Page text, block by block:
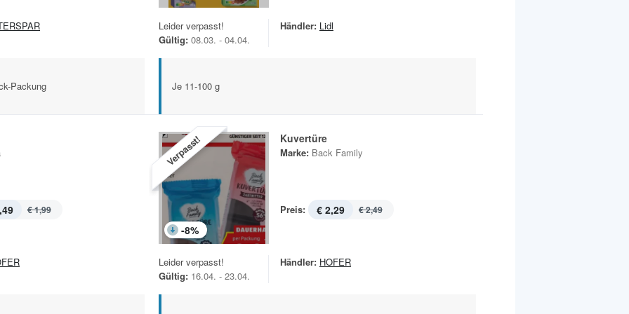
Packung
Leider verpasst!
Gültig: 08.03. - 04.04.
Händler: Lidl
Je 11-100 g
€ 1,99
Verpasst!
-8%
Kuvertüre
Marke: Back Family
Preis: € 2,29 € 2,49
Leider verpasst!
Gültig: 16.04. - 23.04.
Händler: HOFER